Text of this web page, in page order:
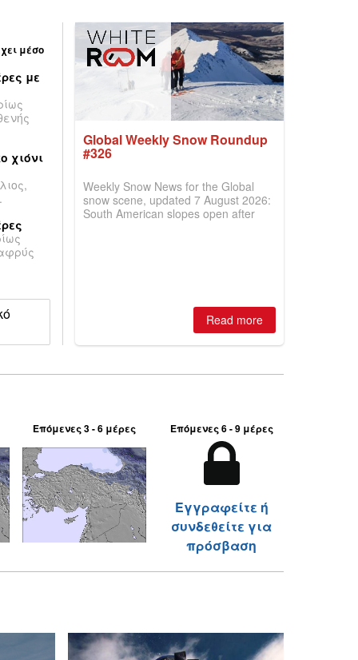
μέσο
με
χιόνι
Global Weekly Snow Roundup
#326
Weekly Snow News for the Global
snow scene, updated 7 August 2026:
South American slopes open after
Read more
Επόμενες 3 - 6 μέρες Επόμενες 6 - 9 μέρες
Εγγραφείτε ή
συνδεθείτε για
πρόσβαση